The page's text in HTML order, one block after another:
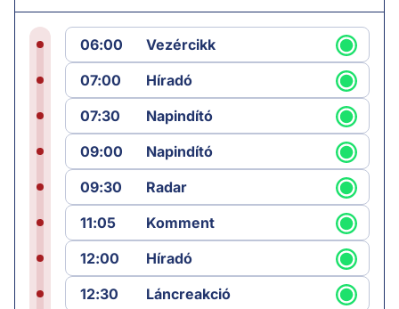
06:00
Vezércikk
07:00
Híradó
07:30
Napindító
09:00
Napindító
09:30
Radar
11:05
Komment
12:00
Híradó
12:30
Láncreakció